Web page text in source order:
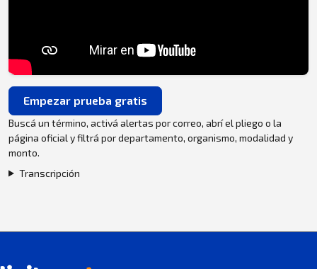
Empezar prueba gratis
Buscá un término, activá alertas por correo, abrí el pliego o la
página oficial y filtrá por departamento, organismo, modalidad y
monto.
Transcripción